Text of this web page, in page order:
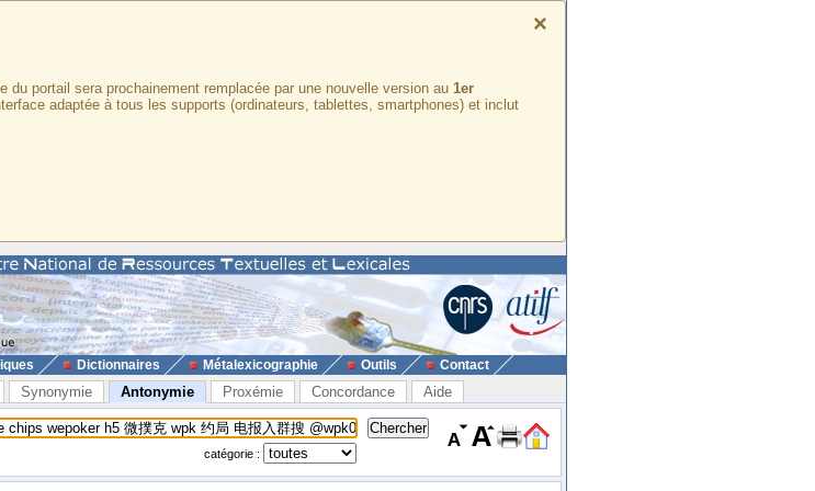
×
portail sera prochainement remplacée par une nouvelle version au 1er
adaptée à tous les supports (ordinateurs, tablettes, smartphones) et inclut
Dictionnaires Métalexicographie Outils Contact
Synonymie Antonymie Proxémie Concordance Aide
catégorie :